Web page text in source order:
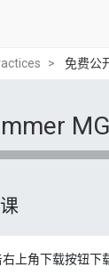
免费公
上角下载按钮下